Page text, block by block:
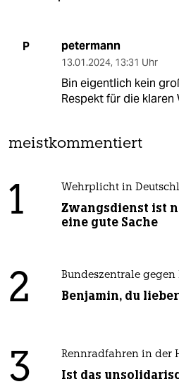
P petermann
13.01.2024, 13:31 Uhr
Bin eigentlich kein
Respekt für die klaren
meistkommentiert
1 Wehrplicht in
Zwangsdienst ist
eine gute Sache
2 Bundeszentrale
Benjamin, du
3 Rennradfahren in der
Ist das